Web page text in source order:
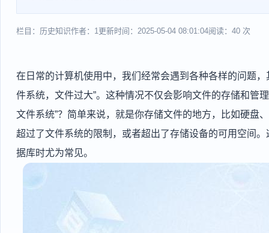
栏目：历史知识作者：1更新时间：2025-05-04 08:01:04阅读：40 次
在日常的计算机使用中，我们经常会遇到各种各样的问题
件系统，文件过大”。这种情况不仅会影响文件的存储和管
文件系统”？简单来说，就是你存储文件的地方，比如硬盘
超过了文件系统的限制，或者超出了存储设备的可用空间
据库时尤为常见。